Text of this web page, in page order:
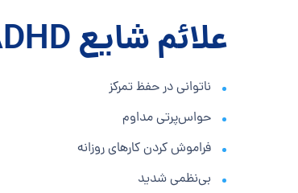
علائم شایع ADHD در بزرگسالان
ناتوانی در حفظ تمرکز
حواس‌پرتی مداوم
فراموش کردن کارهای روزانه
بی‌نظمی شدید